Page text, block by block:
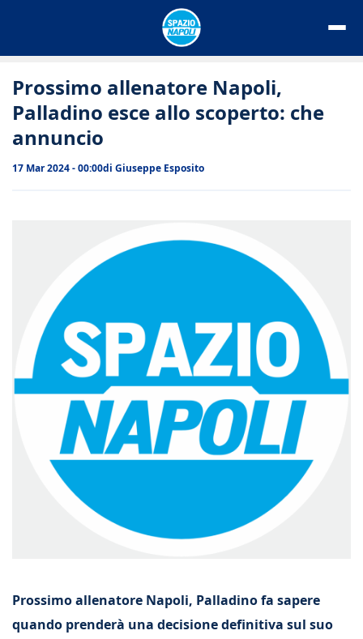
Prossimo allenatore Napoli,
Palladino esce allo scoperto: che
annuncio
17 Mar 2024 - 00:00di Giuseppe Esposito
Prossimo allenatore Napoli, Palladino fa sapere
quando prenderà una decisione definitiva sul suo